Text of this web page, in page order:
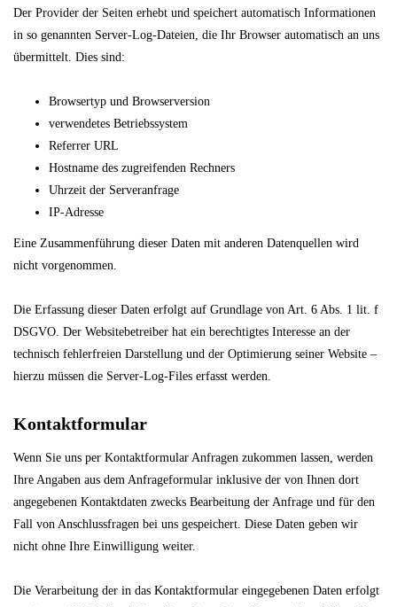
Der Provider der Seiten erhebt und speichert automatisch Informationen
in so genannten Server-Log-Dateien, die Ihr Browser automatisch an uns
übermittelt. Dies sind:
Browsertyp und Browserversion
verwendetes Betriebssystem
Referrer URL
Hostname des zugreifenden Rechners
Uhrzeit der Serveranfrage
IP-Adresse
Eine Zusammenführung dieser Daten mit anderen Datenquellen wird
nicht vorgenommen.
Die Erfassung dieser Daten erfolgt auf Grundlage von Art. 6 Abs. 1 lit. f
DSGVO. Der Websitebetreiber hat ein berechtigtes Interesse an der
technisch fehlerfreien Darstellung und der Optimierung seiner Website –
hierzu müssen die Server-Log-Files erfasst werden.
Kontaktformular
Wenn Sie uns per Kontaktformular Anfragen zukommen lassen, werden
Ihre Angaben aus dem Anfrageformular inklusive der von Ihnen dort
angegebenen Kontaktdaten zwecks Bearbeitung der Anfrage und für den
Fall von Anschlussfragen bei uns gespeichert. Diese Daten geben wir
nicht ohne Ihre Einwilligung weiter.
Die Verarbeitung der in das Kontaktformular eingegebenen Daten erfolgt